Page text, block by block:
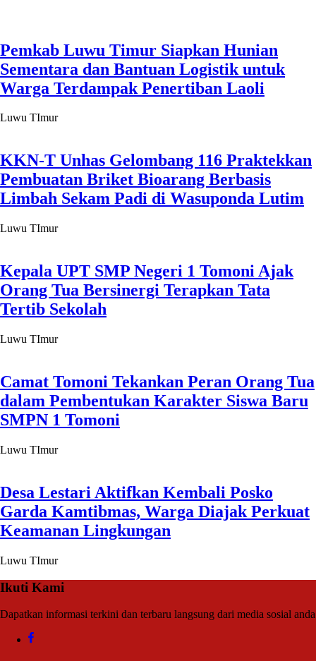
Pemkab Luwu Timur Siapkan Hunian
Sementara dan Bantuan Logistik untuk
Warga Terdampak Penertiban Laoli
Luwu TImur
KKN-T Unhas Gelombang 116 Praktekkan
Pembuatan Briket Bioarang Berbasis
Limbah Sekam Padi di Wasuponda Lutim
Luwu TImur
Kepala UPT SMP Negeri 1 Tomoni Ajak
Orang Tua Bersinergi Terapkan Tata
Tertib Sekolah
Luwu TImur
Camat Tomoni Tekankan Peran Orang Tua
dalam Pembentukan Karakter Siswa Baru
SMPN 1 Tomoni
Luwu TImur
Desa Lestari Aktifkan Kembali Posko
Garda Kamtibmas, Warga Diajak Perkuat
Keamanan Lingkungan
Luwu TImur
Ikuti Kami
Dapatkan informasi terkini dan terbaru langsung dari media sosial anda